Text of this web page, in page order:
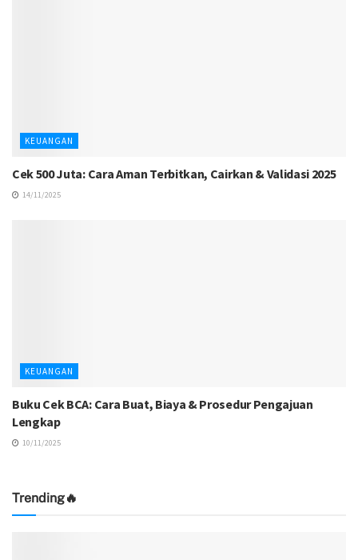
KEUANGAN
Cek 500 Juta: Cara Aman Terbitkan, Cairkan & Validasi 2025
14/11/2025
KEUANGAN
Buku Cek BCA: Cara Buat, Biaya & Prosedur Pengajuan
Lengkap
10/11/2025
Trending🔥